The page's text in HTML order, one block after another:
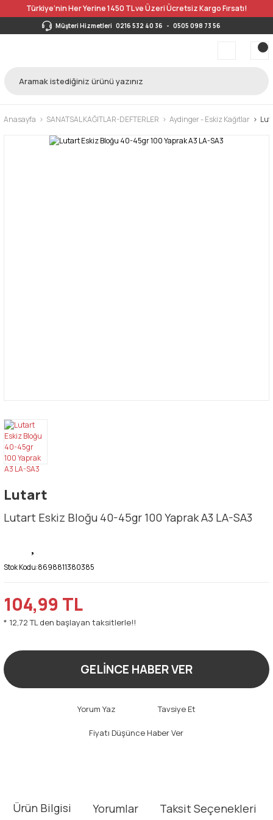
Türkiye’nin Her Yerine 1450 TL ve Üzeri Ücretsiz Kargo Fırsatı!
Müşteri Hizmetleri 0216 532 40 36 - 0505 098 73 56
Anasayfa SANATSAL KAĞITLAR-DEFTERLER Aydinger - Eskiz Kağıtlar
Lutart
Lutart Eskiz Bloğu 40-45gr 100 Yaprak A3 LA-SA3
Stok Kodu:8698811380385
104,99 TL
* 12,72 TL den başlayan taksitlerle!!
GELİNCE HABER VER
Yorum Yaz Tavsiye Et
Fiyatı Düşünce Haber Ver
Ürün Bilgisi Yorumlar Taksit Seçenekleri